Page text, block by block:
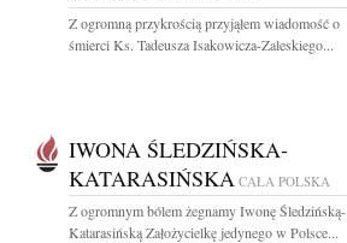
Z ogromną przykrością przyjąłem wiadomość o
śmierci Ks. Tadeusza Isakowicza-Zaleskiego...
IWONA ŚLEDZIŃSKA-
KATARASIŃSKA CAŁA POLSKA
Z ogromnym bólem żegnamy Iwonę Śledzińską-
Katarasińską Założycielkę jedynego w Polsce...